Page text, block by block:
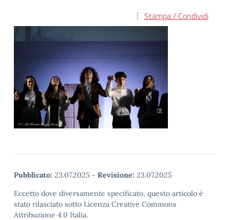
Stampa / Condividi
Pubblicato: 23.07.2025 - Revisione: 23.07.2025
Eccetto dove diversamente specificato, questo articolo è
stato rilasciato sotto Licenza Creative Commons
Attribuzione 4.0 Italia.